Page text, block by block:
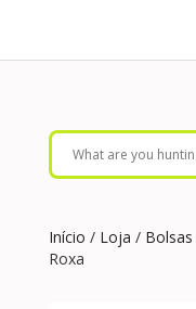
Início / Loja / Bolsas
Roxa